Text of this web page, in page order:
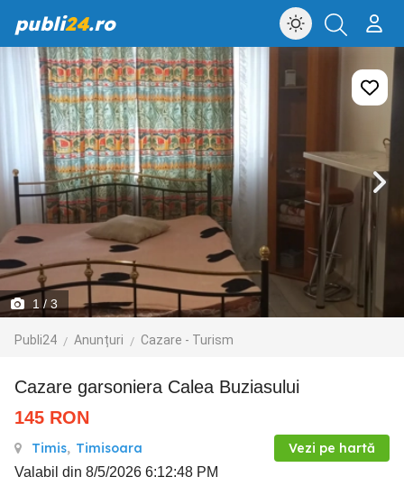
publi24.ro
1 / 3
Publi24 Anunțuri Cazare - Turism
Cazare garsoniera Calea Buziasului
145 RON
Timis, Timisoara Vezi pe hartă
Valabil din 8/5/2026 6:12:48 PM